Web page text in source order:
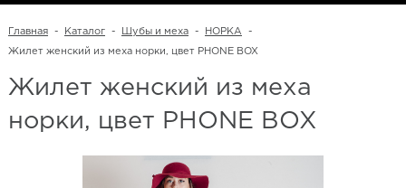
Главная - Каталог - Шубы и меха - НОРКА -
Жилет женский из меха норки, цвет PHONE BOX
Жилет женский из меха
норки, цвет PHONE BOX